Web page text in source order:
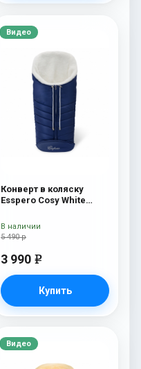
Видео
Конверт в коляску
Esspero Cosy White
5 490 р
3 990 e
Купить
В наличии
Видео